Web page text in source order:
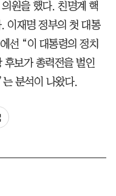
원을 했다. 친명계 핵
이재명 정부의 첫 대통
선 “이 대통령의 정치
후보가 총력전을 벌인
분석이 나왔다.